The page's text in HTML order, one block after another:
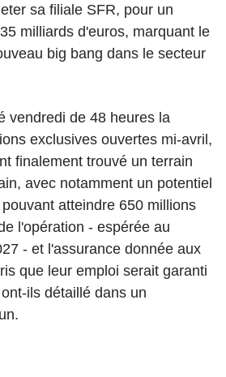
sa filiale SFR, pour un
milliards d'euros, marquant le
big bang dans le secteur
vendredi de 48 heures la
exclusives ouvertes mi-avril,
finalement trouvé un terrain
avec notamment un potentiel
atteindre 650 millions
l'opération - espérée au
- et l'assurance donnée aux
que leur emploi serait garanti
ils détaillé dans un